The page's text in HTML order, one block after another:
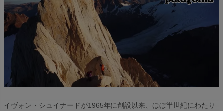
イヴォン・シュイナードが1965年に創設以来、ほぼ半世紀にわたり